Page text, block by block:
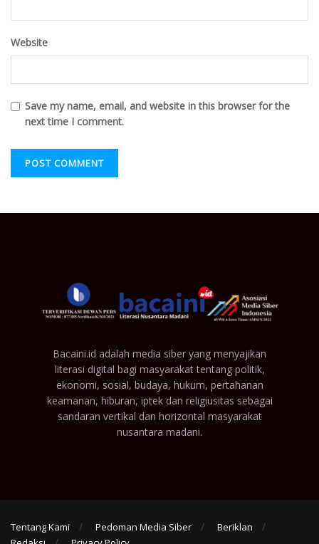
Website
Save my name, email, and website in this browser for the
next time I comment.
Bacaini.id adalah media siber yang menyajikan
literasi digital bagi masyarakat tentang politik,
ekonomi, sosial, budaya, hukum, pertahanan
keamanan, hiburan, iptek dan religiusitas sebagai
sandaran vertikal dan horizontal masyarakat
nusantara madani.
Tentang Kami Pedoman Media Siber
Beriklan